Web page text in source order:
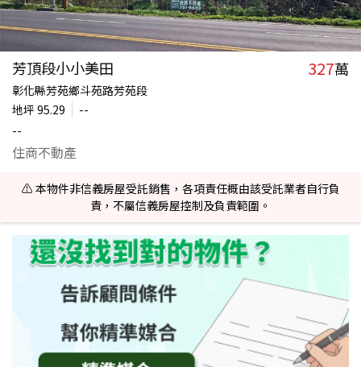
芳頂段小小美田 327萬
彰化縣芳苑鄉斗苑路芳苑段
地坪 95.29
--
--
住商不動產
⚠️ 本物件非信義房屋受託銷售，各項責任概由該受託業者自行負
責，不屬信義房屋控制及負責範圍。